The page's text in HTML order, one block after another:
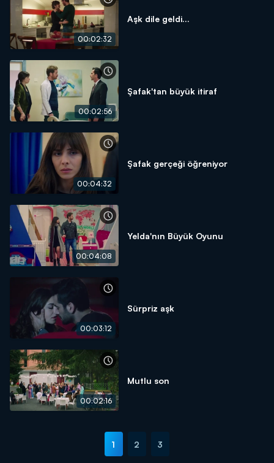
00:02:32
Aşk dile geldi...
00:02:56
Şafak'tan büyük itiraf
00:04:32
Şafak gerçeği öğreniyor
00:04:08
Yelda'nın Büyük Oyunu
00:03:12
Sürpriz aşk
00:02:16
Mutlu son
1 2 3